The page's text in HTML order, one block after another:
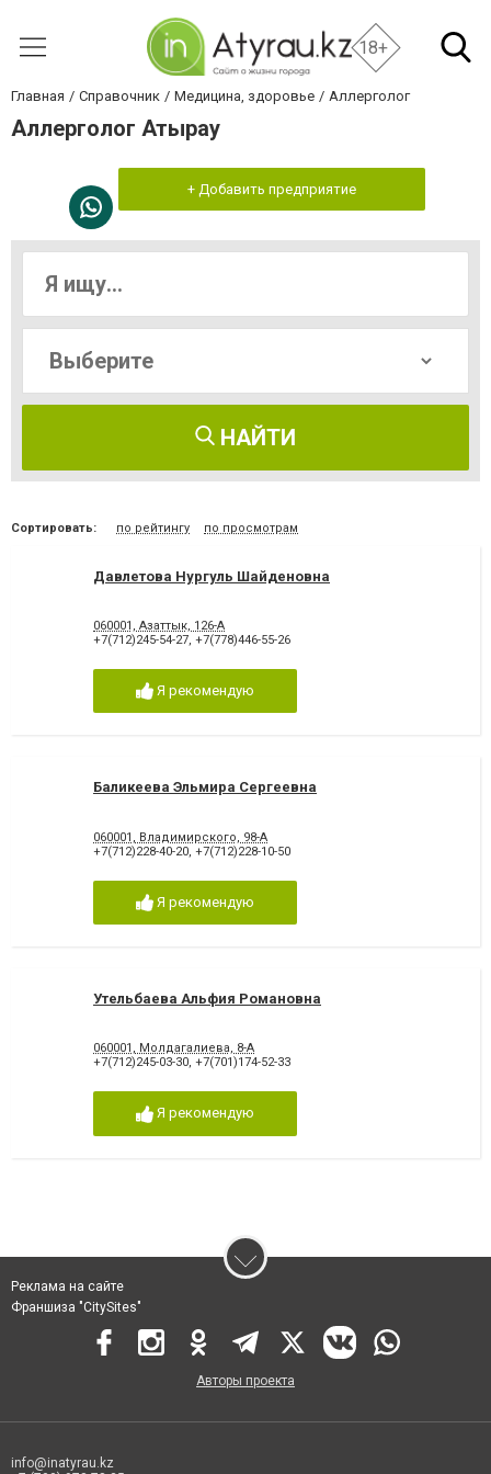
18+
Главная Справочник Медицина, здоровье Аллерголог
Аллерголог Атырау
+ Добавить предприятие
НАЙТИ
Сортировать: по рейтингу по просмотрам
Давлетова Нургуль Шайденовна
060001, Азаттык, 126-А
+7(712)245-54-27, +7(778)446-55-26
Я рекомендую
Баликеева Эльмира Сергеевна
060001, Владимирского, 98-А
+7(712)228-40-20 +7(712)228-10-50
Я рекомендую
Утельбаева Альфия Романовна
060001, Молдагалиева, 8-А
+7(712)245-03-30, +7(701)174-52-33
Я рекомендую
Реклама на сайте
Франшиза "CitySites"
Авторы проекта
info@inatyrau.kz